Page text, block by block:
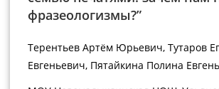
фразеологизмы?”
Терентьев Артём Юрьевич, Тутаров
Евгеньевич, Пятайкина Полина